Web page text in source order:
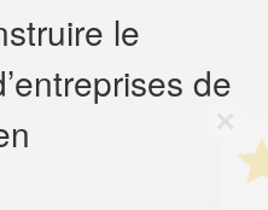
le
de
professionnel